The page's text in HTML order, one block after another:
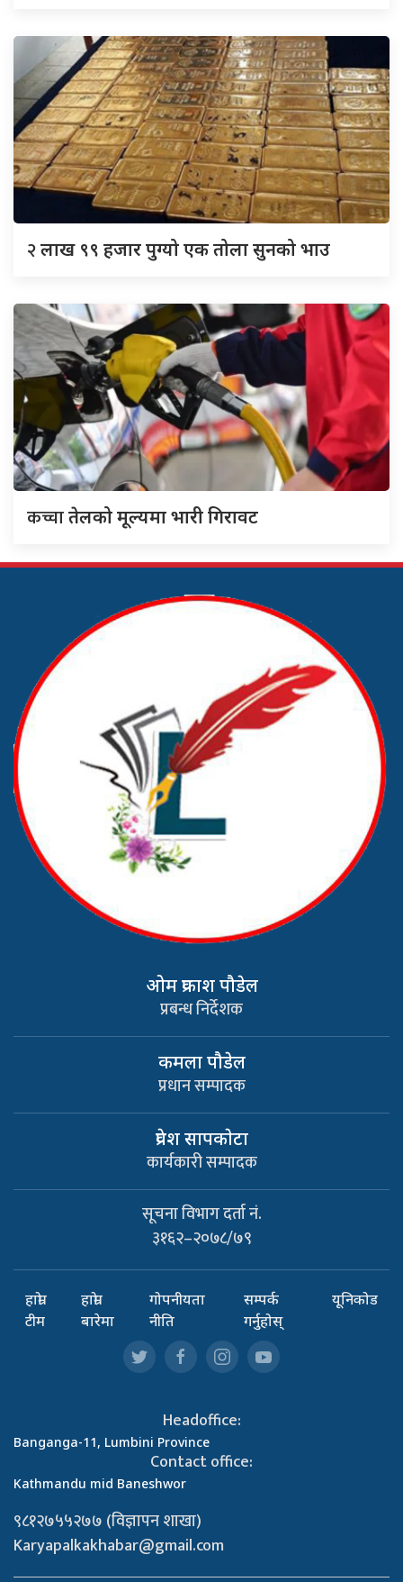
२लाख ९९ हजार पुग्यो एक तोला सुनको भाउ
कच्चातेलको मूल्यमा भारी गिरावट
ओम प्रकाश पौडेल
प्रबन्ध निर्देशक
कमला पौडेल
प्रधान सम्पादक
प्रवेश सापकाेटा
कार्यकारी सम्पादक
सूचना विभाग दर्ता नं.
३१६२–२०७८/७९
हाम्रो
टीम
हाम्रो
बारेमा
गोपनीयता
नीति
सम्पर्क
गर्नुहोस्
यूनिकोड
Headoffice:
Banganga-11, Lumbini Province
Contact office:
Kathmandu mid Baneshwor
९८१२७५५२७७ (विज्ञापन शाखा)
Karyapalkakhabar@gmail.com